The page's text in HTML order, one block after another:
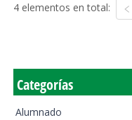
4 elementos en total:
Categorías
Alumnado